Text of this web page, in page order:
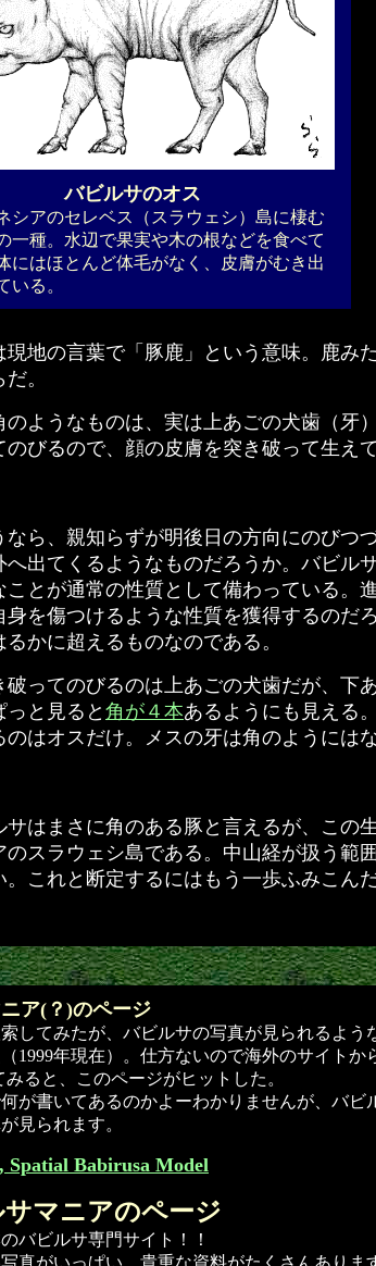
バビルサのオス
シアのセレベス（スラウェシ）島に棲む
一種。水辺で果実や木の根などを食べて
にはほとんど体毛がなく、皮膚がむき出
いる。
地の言葉で「豚鹿」という意味。鹿み
。
ようなものは、実は上あごの犬歯（牙
のびるので、顔の皮膚を突き破って生え
ら、親知らずが明後日の方向にのびつ
へ出てくるようなものだろうか。バビル
とが通常の性質として備わっている。
を傷つけるような性質を獲得するのだ
かに超えるものなのである。
ってのびるのは上あごの犬歯だが、下
と見ると 角が４本あるようにも見える
はオスだけ。メスの牙は角のようには
はまさに角のある豚と言えるが、この
スラウェシ島である。中山経が扱う範
これと断定するにはもう一歩ふみこん
ア(？)のページ
してみたが、バビルサの写真が見られるよう
1999年現在）。仕方ないので海外のサイトか
みると、このページがヒットした。
が書いてあるのかよーわかりませんが、バビ
見られます。
Spatial Babirusa Model
マニアのページ
バビルサ専門サイト！！
真がいっぱい。貴重な資料がたくさんありま